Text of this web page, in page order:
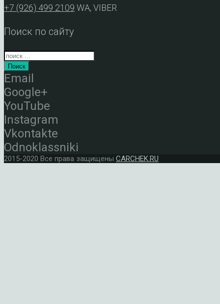
+7 (926) 499 2109 WA, VIBER
Поиск по сайту
Поиск
Email
Google+
YouTube
Instagram
Vkontakte
Odnoklassniki
2015-2020 Все права защищены CARCHEK.RU